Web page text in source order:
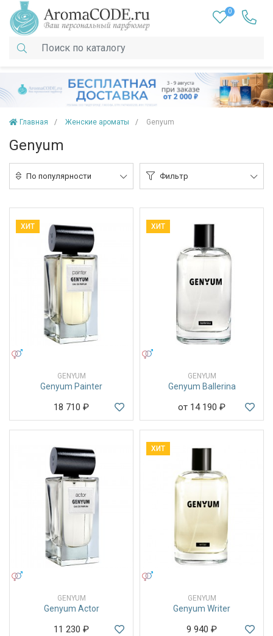
0
Главная Женские ароматы Genyum
Genyum
По популярности Фильтр
ХИТ
GENYUM
Genyum Painter
18 710 ₽
ХИТ
GENYUM
Genyum Ballerina
от 14 190 ₽
GENYUM
Genyum Actor
11 230 ₽
ХИТ
GENYUM
Genyum Writer
9 940 ₽